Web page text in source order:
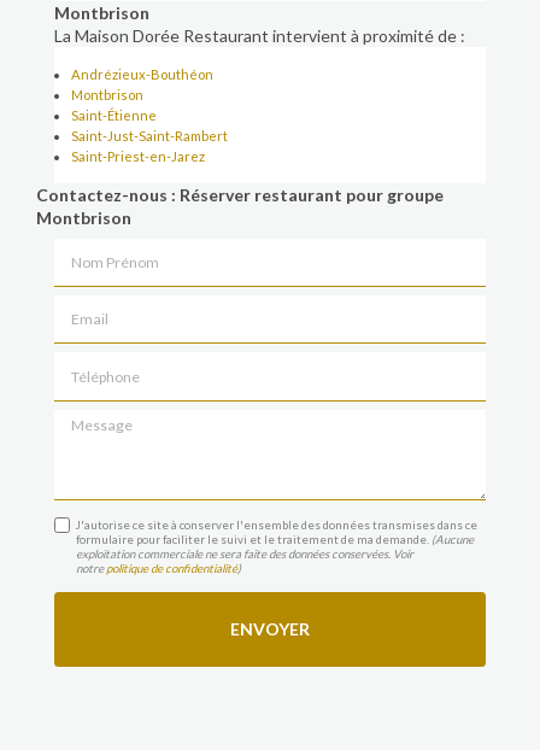
Montbrison
La Maison Dorée Restaurant intervient à proximité de :
Andrézieux-Bouthéon
Montbrison
Saint-Étienne
Saint-Just-Saint-Rambert
Saint-Priest-en-Jarez
Contactez-nous : Réserver restaurant pour groupe
Montbrison
Message
J'autorise ce site à conserver l'ensemble des données transmises dans ce
formulaire pour faciliter le suivi et le traitement de ma demande. (Aucune
exploitation commerciale ne sera faite des données conservées. Voir
notrepolitique de confidentialité)